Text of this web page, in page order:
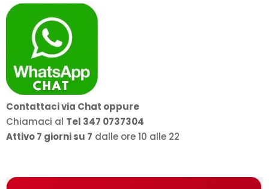
Contattaci via Chat oppure
Chiamaci al Tel 347 0737304
Attivo 7 giorni su 7 dalle ore 10 alle 22